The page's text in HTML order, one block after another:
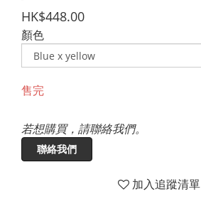
HK$448.00
顏色
售完
若想購買，請聯絡我們。
聯絡我們
加入追蹤清單